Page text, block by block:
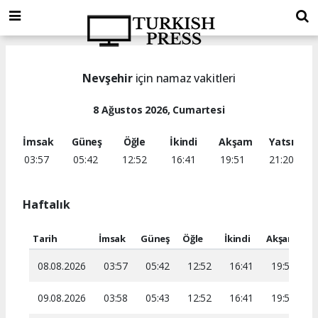
Nevşehiriçin namaz vakitleri
8 Ağustos 2026, Cumartesi
İmsak
03:57
Güneş
05:42
Öğle
12:52
İkindi
16:41
Akşam
19:51
Yatsı
21:20
Haftalık
Tarih İmsak Güneş Öğle İkindi Akşam
08.08.2026 03:57 05:42 12:52 16:41 19:51
09.08.2026 03:58 05:43 12:52 16:41 19:50